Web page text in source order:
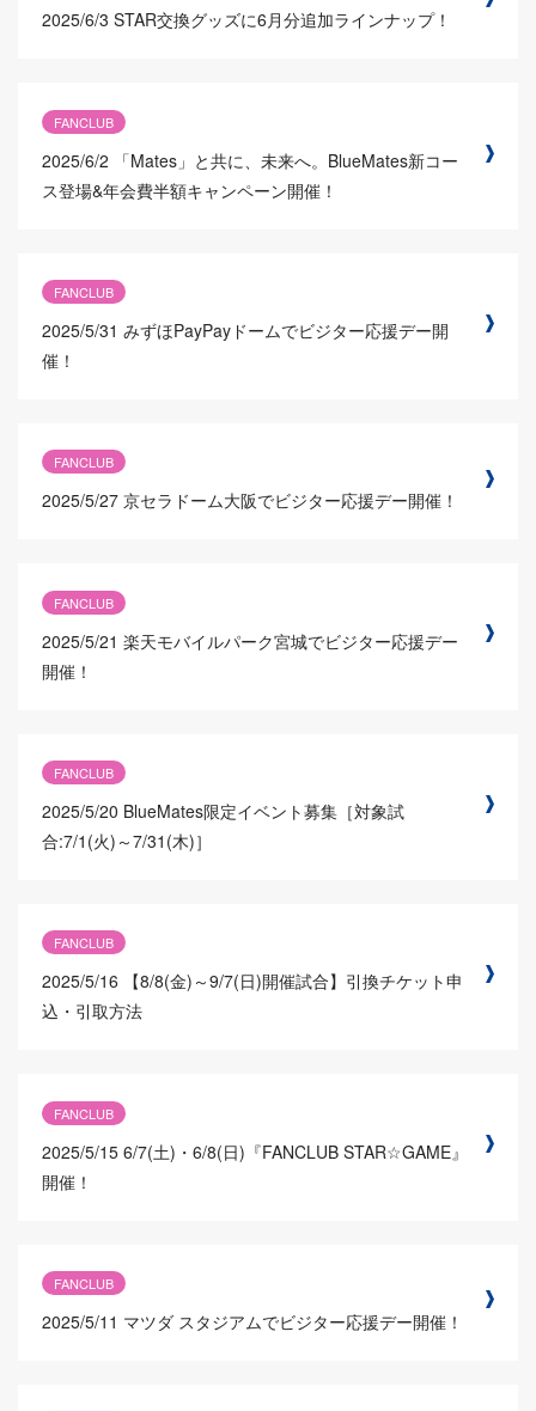
2025/6/3 STAR交換グッズに6月分追加ラインナップ！
FANCLUB
2025/6/2
「Mates」と共に、未来へ。BlueMates新コー
ス登場&年会費半額キャンペーン開催！
FANCLUB
2025/5/31 みずほPayPayドームでビジター応援デー開
催！
FANCLUB
2025/5/27 京セラドーム大阪でビジター応援デー開催！
FANCLUB
2025/5/21 楽天モバイルパーク宮城でビジター応援デー
開催！
FANCLUB
2025/5/20 BlueMates限定イベント募集［対象試
合:7/1(火)～7/31(木)］
FANCLUB
2025/5/16
【8/8(金)～9/7(日)開催試合】引換チケット申
込・引取方法
FANCLUB
2025/5/15 6/7(土)・6/8(日)『FANCLUB STAR☆GAME』
開催！
FANCLUB
2025/5/11 マツダ スタジアムでビジター応援デー開催！